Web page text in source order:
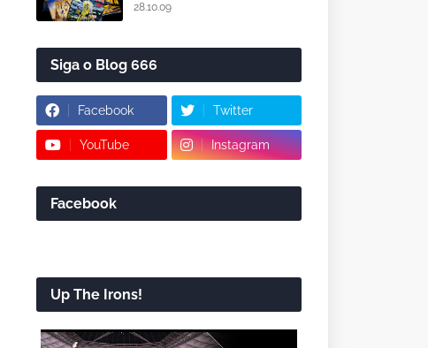
28.10.09
Siga o Blog 666
Facebook Twitter
YouTube Instagram
Facebook
Up The Irons!